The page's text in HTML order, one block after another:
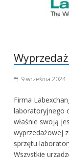
9 września 2024
Firma
laboratoryjnego
właśnie swoją
wyprzedażowej
sprzętu
Wszystkie